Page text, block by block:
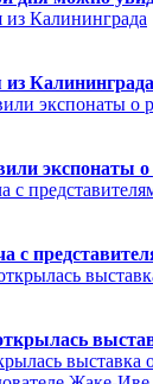
Калининграда
экспонаты о
с
выставка